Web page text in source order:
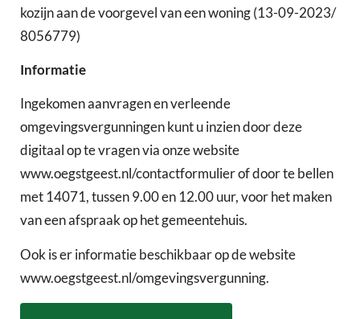
kozijn aan de voorgevel van een woning (13-09-2023/
8056779)
Informatie
Ingekomen aanvragen en verleende
omgevingsvergunningen kunt u inzien door deze
digitaal op te vragen via onze website
www.oegstgeest.nl/contactformulier of door te bellen
met 14071, tussen 9.00 en 12.00 uur, voor het maken
van een afspraak op het gemeentehuis.
Ook is er informatie beschikbaar op de website
www.oegstgeest.nl/omgevingsvergunning.